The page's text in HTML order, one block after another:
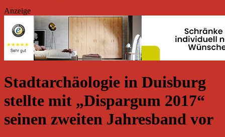
Anzeige
Stadtarchäologie in Duisburg
stellte mit „Dispargum 2017“
seinen zweiten Jahresband vor